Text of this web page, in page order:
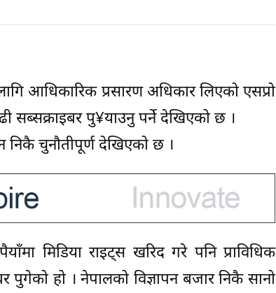
आधिकारिक प्रसारण अधिकार लिएको एसप्रो
सब्सक्राइबर पु¥याउनु पर्ने देखिएको छ ।
निकै चुनौतीपूर्ण देखिएको छ ।
मिडिया राइट्स खरिद गरे पनि प्राविधिक
पुगेको हो । नेपालको विज्ञापन बजार निकै सानो